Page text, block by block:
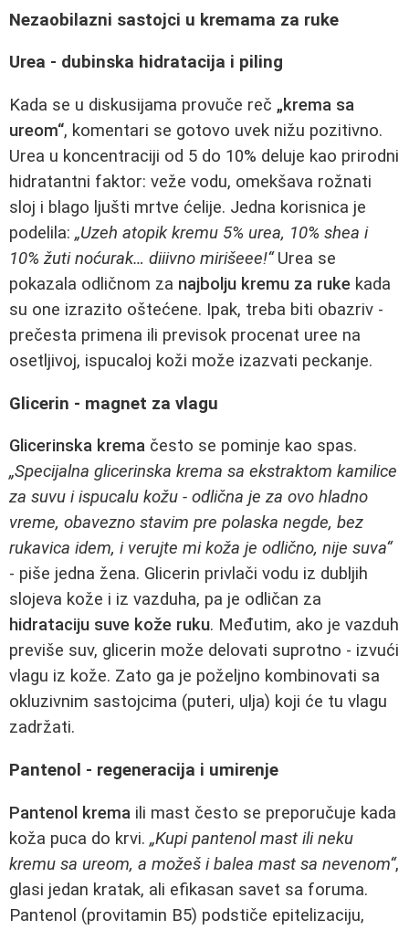
Nezaobilazni sastojci u kremama za ruke
Urea - dubinska hidratacija i piling
Kada se u diskusijama provuče reč „krema sa
ureom“, komentari se gotovo uvek nižu pozitivno.
Urea u koncentraciji od 5 do 10% deluje kao prirodni
hidratantni faktor: veže vodu, omekšava rožnati
sloj i blago ljušti mrtve ćelije. Jedna korisnica je
podelila: „Uzeh atopik kremu 5% urea, 10% shea i
10% žuti noćurak… diiivno mirišeee!“Urea se
pokazala odličnom za najbolju kremu za ruke kada
su one izrazito oštećene. Ipak, treba biti obazriv -
prečesta primena ili previsok procenat uree na
osetljivoj, ispucaloj koži može izazvati peckanje.
Glicerin - magnet za vlagu
Glicerinska krema često se pominje kao spas.
„Specijalna glicerinska krema sa ekstraktom kamilice
za suvu i ispucalu kožu - odlična je za ovo hladno
vreme, obavezno stavim pre polaska negde, bez
rukavica idem, i verujte mi koža je odlično, nije suva“
- piše jedna žena. Glicerin privlači vodu iz dubljih
slojeva kože i iz vazduha, pa je odličan za
hidrataciju suve kože ruku. Međutim, ako je vazduh
previše suv, glicerin može delovati suprotno - izvući
vlagu iz kože. Zato ga je poželjno kombinovati sa
okluzivnim sastojcima (puteri, ulja) koji će tu vlagu
zadržati.
Pantenol - regeneracija i umirenje
Pantenol krema ili mast često se preporučuje kada
koža puca do krvi. „Kupi pantenol mast ili neku
kremu sa ureom, a možeš i balea mast sa nevenom“,
glasi jedan kratak, ali efikasan savet sa foruma.
Pantenol (provitamin B5) podstiče epitelizaciju,